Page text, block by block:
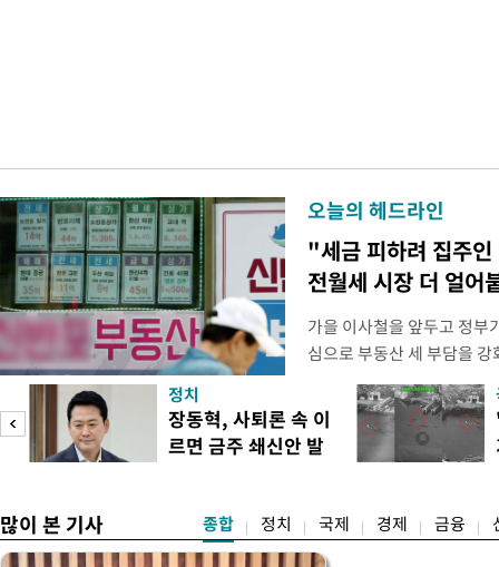
오늘의 헤드라인
"세금 피하려 집주인
전월세 시장 더 얼어
가을 이사철을 앞두고 정부
심으로 부동산 세 부담을
역 임차인들의 불안감이
이기 위해 보유 주택에 직
집을 비워줘야 하는 상황이
정부가 공급대책을 발표하
정치
장동혁, 사퇴론 속 이
르면 금주 쇄신안 발
많이 본 기사 종합 정치 국제 경제 금융